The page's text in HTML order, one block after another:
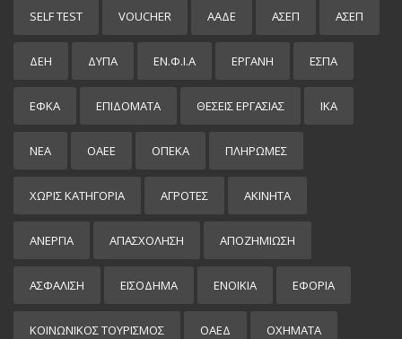
SELF TEST VOUCHER ΑΑΔΕ ΑΣΕΠ ΑΣΕΠ
ΔΕΗ ΔΥΠΑ ΕΝ.Φ.Ι.Α ΕΡΓΑΝΗ ΕΣΠΑ
ΕΦΚΑ ΕΠΙΔΌΜΑΤΑ ΘΕΣΕΙΣ ΕΡΓΑΣΙΑΣ ΙΚΑ
ΝΕΑ ΟΑΕΕ ΟΠΕΚΑ ΠΛΗΡΩΜΕΣ
ΧΩΡΊΣ ΚΑΤΗΓΟΡΊΑ ΑΓΡΟΤΕΣ ΑΚΙΝΗΤΑ
ΑΝΕΡΓΙΑ ΑΠΑΣΧΟΛΗΣΗ ΑΠΟΖΗΜΙΩΣΗ
ΑΣΦΑΛΙΣΗ ΕΙΣΌΔΗΜΑ ΕΝΟΙΚΙΑ ΕΦΟΡΙΑ
ΚΟΙΝΩΝΙΚΟΣ ΤΟΥΡΙΣΜΟΣ ΟΑΕΔ ΟΧΗΜΑΤΑ